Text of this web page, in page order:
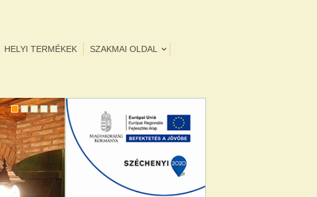
HELYI TERMÉKEK
SZAKMAI OLDAL